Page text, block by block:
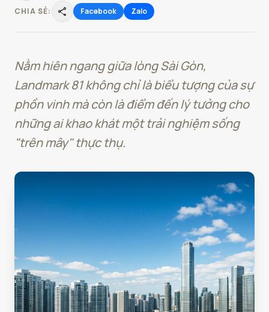
CHIA SẺ:
share Facebook Zalo
Nằm hiên ngang giữa lòng Sài Gòn,
Landmark 81 không chỉ là biểu tượng của sự
phồn vinh mà còn là điểm đến lý tưởng cho
những ai khao khát một trải nghiệm sống
"trên mây" thực thụ.